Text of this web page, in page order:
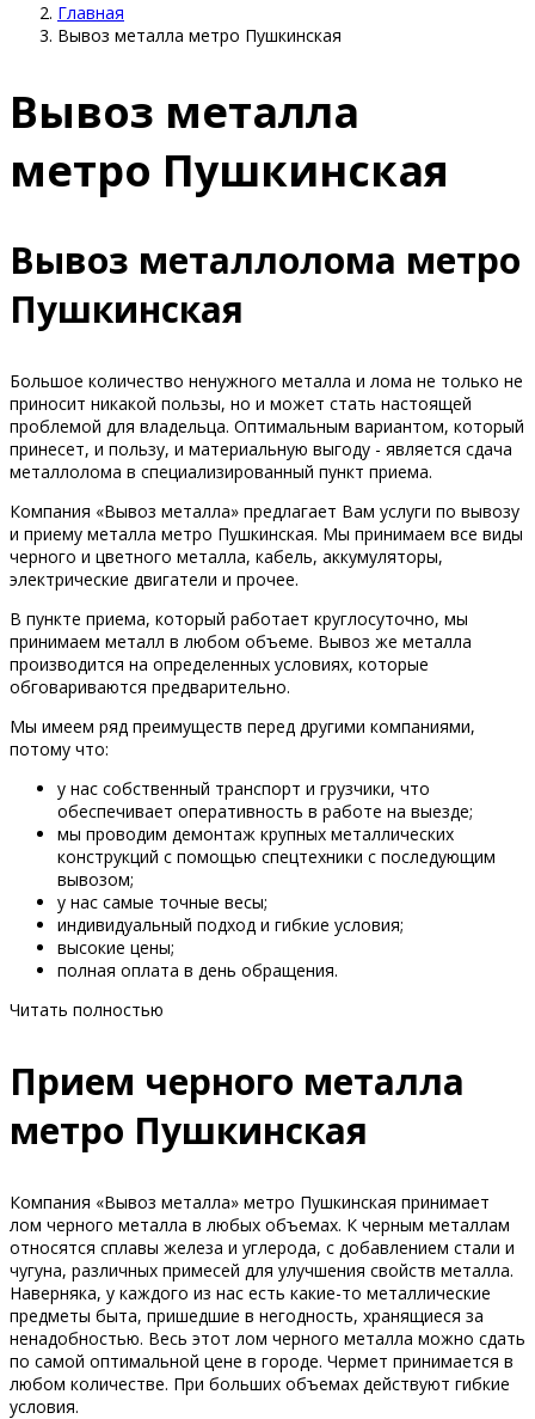
Главная
Вывоз металла метро Пушкинская
Вывоз металла
метро Пушкинская
Вывоз металлолома метро
Пушкинская
Большое количество ненужного металла и лома не только не
приносит никакой пользы, но и может стать настоящей
проблемой для владельца. Оптимальным вариантом, который
принесет, и пользу, и материальную выгоду - является сдача
металлолома в специализированный пункт приема.
Компания «Вывоз металла» предлагает Вам услуги по вывозу
и приему металла метро Пушкинская. Мы принимаем все виды
черного и цветного металла, кабель, аккумуляторы,
электрические двигатели и прочее.
В пункте приема, который работает круглосуточно, мы
принимаем металл в любом объеме. Вывоз же металла
производится на определенных условиях, которые
обговариваются предварительно.
Мы имеем ряд преимуществ перед другими компаниями,
потому что:
у нас собственный транспорт и грузчики, что
обеспечивает оперативность в работе на выезде;
мы проводим демонтаж крупных металлических
конструкций с помощью спецтехники с последующим
вывозом;
у нас самые точные весы;
индивидуальный подход и гибкие условия;
высокие цены;
полная оплата в день обращения.
Читать полностью
Прием черного металла
метро Пушкинская
Компания «Вывоз металла» метро Пушкинская принимает
лом черного металла в любых объемах. К черным металлам
относятся сплавы железа и углерода, с добавлением стали и
чугуна, различных примесей для улучшения свойств металла.
Наверняка, у каждого из нас есть какие-то металлические
предметы быта, пришедшие в негодность, хранящиеся за
ненадобностью. Весь этот лом черного металла можно сдать
по самой оптимальной цене в городе. Чермет принимается в
любом количестве. При больших объемах действуют гибкие
условия.